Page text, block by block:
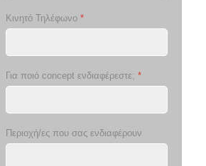
Κινητό Τηλέφωνο *
Για ποιό concept ενδιαφέρεστε; *
Περιοχή/ες που σας ενδιαφέρουν